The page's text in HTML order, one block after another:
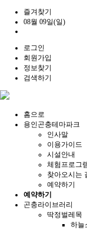
즐겨찾기
08월 09일(일)
로그인
회원가입
정보찾기
검색하기
홈으로
용인곤충테마파크
인사말
이용가이드
시설안내
체험프로그
찾아오시는
예약하기
예약하기
곤충라이브러리
딱정벌레목
하늘